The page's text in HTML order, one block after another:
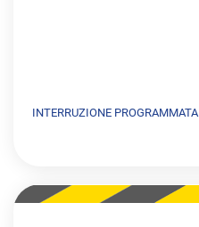
INTERRUZIONE PROGRAMMATA